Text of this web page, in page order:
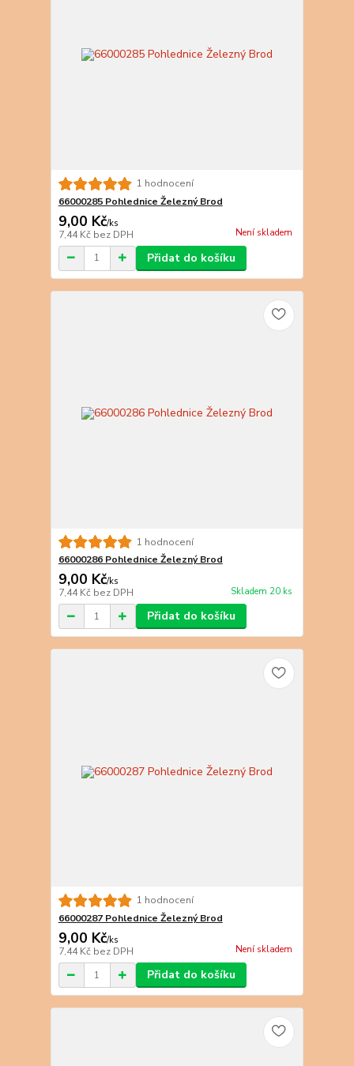
1 hodnocení
66000285 Pohlednice Železný Brod
9,00 Kč/ks
7,44 Kč bez DPH Není skladem
Přidat do košíku
1 hodnocení
66000286 Pohlednice Železný Brod
9,00 Kč/ks
7,44 Kč bez DPH Skladem 20 ks
Přidat do košíku
1 hodnocení
66000287 Pohlednice Železný Brod
9,00 Kč/ks
7,44 Kč bez DPH Není skladem
Přidat do košíku